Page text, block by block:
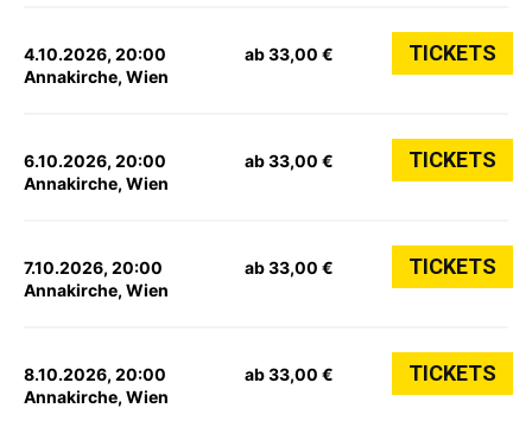
4.10.2026, 20:00
Annakirche, Wien
ab 33,00 € TICKETS
6.10.2026, 20:00
Annakirche, Wien
ab 33,00 € TICKETS
7.10.2026, 20:00
Annakirche, Wien
ab 33,00 € TICKETS
8.10.2026, 20:00
Annakirche, Wien
ab 33,00 € TICKETS